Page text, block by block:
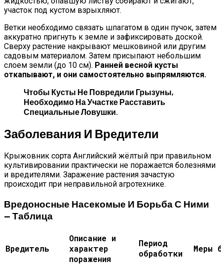
участок под кустом взрыхляют.
Ветки необходимо связать шпагатом в один пучок, затем
аккуратно пригнуть к земле и зафиксировать доской.
Сверху растение накрывают мешковиной или другим
садовым материалом. Затем присыпают небольшим
слоем земли (до 10 см). Ранней весной кусты
откапывают, и они самостоятельно выпрямляются.
Чтобы Кусты Не Повредили Грызуны,
Необходимо На Участке Расставить
Специальные Ловушки.
Заболевания И Вредители
Крыжовник сорта Английский жёлтый при правильном
культивировании практически не поражается болезнями
и вредителями. Заражение растения зачастую
происходит при неправильной агротехнике.
Вредоносные Насекомые И Борьба С Ними
— Таблица
Вредитель
Описание и
характер
поражения
Период
обработки
Меры